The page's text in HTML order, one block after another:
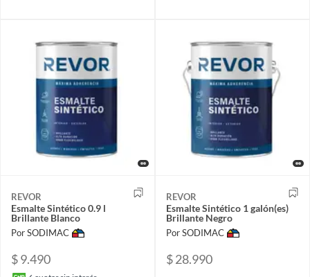
REVOR
Esmalte Sintético 0.9 l
Brillante Blanco
Por SODIMAC
$ 9.490
REVOR
Esmalte Sintético 1 galón(es)
Brillante Negro
Por SODIMAC
$ 28.990